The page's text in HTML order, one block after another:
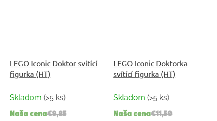
LEGO Iconic Doktor svítící
figurka (HT)
Skladom (>5 ks)
€9,85
Naša cena
LEGO Iconic Doktorka
svítící figurka (HT)
Skladom (>5 ks)
€11,50
Naša cena